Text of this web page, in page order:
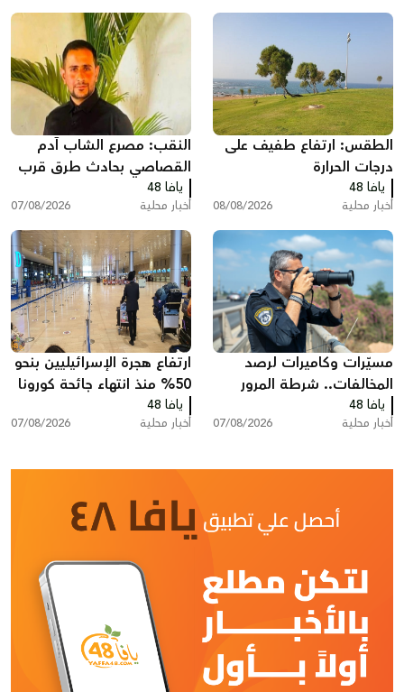
الطقس: ارتفاع طفيف على
درجات الحرارة
يافا 48
أخبار محلية 08/08/2026
النقب: مصرع الشاب آدم
القصاصي بحادث طرق قرب
حورة
يافا 48
أخبار محلية 07/08/2026
مسيّرات وكاميرات لرصد
المخالفات.. شرطة المرور
تكثف حملاتها على الطرق
يافا 48
أخبار محلية 07/08/2026
ارتفاع هجرة الإسرائيليين بنحو
50% منذ انتهاء جائحة كورونا
وخسائر ضريبية بمليارات
الشواكل
يافا 48
أخبار محلية 07/08/2026